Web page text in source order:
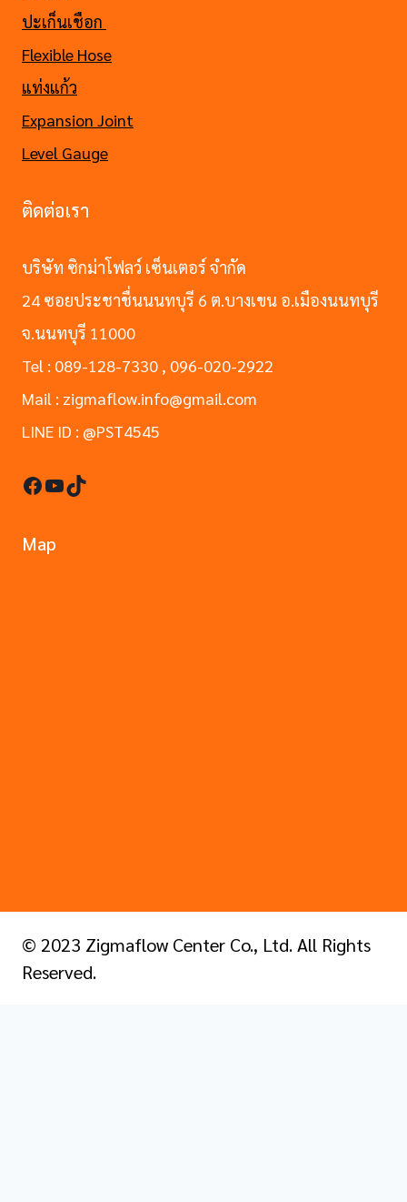
ปะเก็นเชือก
Flexible Hose
แท่งแก้ว
Expansion Joint
Level Gauge
ติดต่อเรา
บริษัท ซิกม่าโฟลว์ เซ็นเตอร์ จำกัด
24 ซอยประชาชื่นนนทบุรี 6 ต.บางเขน อ.เมืองนนทบุรี
จ.นนทบุรี 11000
Tel : 089-128-7330 , 096-020-2922
Mail : zigmaflow.info@gmail.com
LINE ID : @PST4545
Facebook
YouTube
TikTok
Map
© 2023 Zigmaflow Center Co., Ltd. All Rights
Reserved.